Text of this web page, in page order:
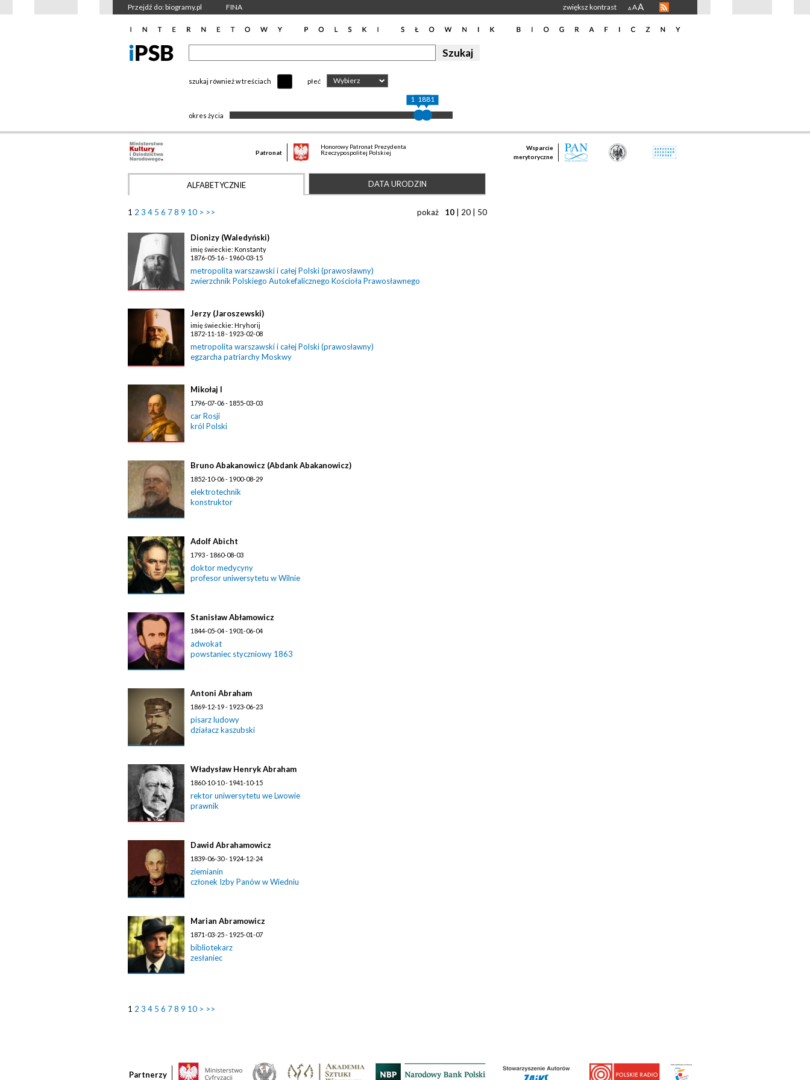
Przejdź do: biogramy.pl FINA zwiększ kontrast A AA
szukaj również w treściach płeć Wybierz
okres życia
18411881
Patronat
Honorowy Patronat Prezydenta
Rzeczypospolitej Polskiej
Wsparcie
merytoryczne
ALFABETYCZNIE DATA URODZIN
1 2 3 4 5 6 78 9 10 > >> pokaż 10 20 50
Dionizy (Waledyński)
imię świeckie: Konstanty
1876-05-16 - 1960-03-15
metropolita warszawski i całej Polski (prawosławny)
zwierzchnik Polskiego Autokefalicznego Kościoła Prawosławnego
Jerzy (Jaroszewski)
imię świeckie: Hryhorij
1872-11-18 - 1923-02-08
metropolita warszawski i całej Polski (prawosławny)
egzarcha patriarchy Moskwy
Mikołaj I
1796-07-06 - 1855-03-03
car Rosji
król Polski
Bruno Abakanowicz (Abdank Abakanowicz)
1852-10-06 - 1900-08-29
elektrotechnik
konstruktor
Adolf Abicht
1793 - 1860-08-03
doktor medycyny
profesor uniwersytetu w Wilnie
Stanisław Abłamowicz
1844-05-04 - 1901-06-04
adwokat
powstaniec styczniowy 1863
Antoni Abraham
1869-12-19 - 1923-06-23
pisarz ludowy
działacz kaszubski
Władysław Henryk Abraham
1860-10-10 - 1941-10-15
rektor uniwersytetu we Lwowie
prawnik
Dawid Abrahamowicz
1839-06-30 - 1924-12-24
ziemianin
członek Izby Panów w Wiedniu
Marian Abramowicz
1871-03-25 - 1925-01-07
bibliotekarz
zesłaniec
1 2 3 4 5 6 78 9 10 > >>
Partnerzy